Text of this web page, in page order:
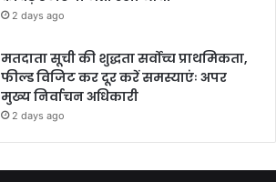
2 days ago
मतदाता सूची की शुद्धता सर्वोच्च प्राथमिकता,
फील्ड विजिट कर दूर करें समस्याएंः अपर
मुख्य निर्वाचन अधिकारी
2 days ago